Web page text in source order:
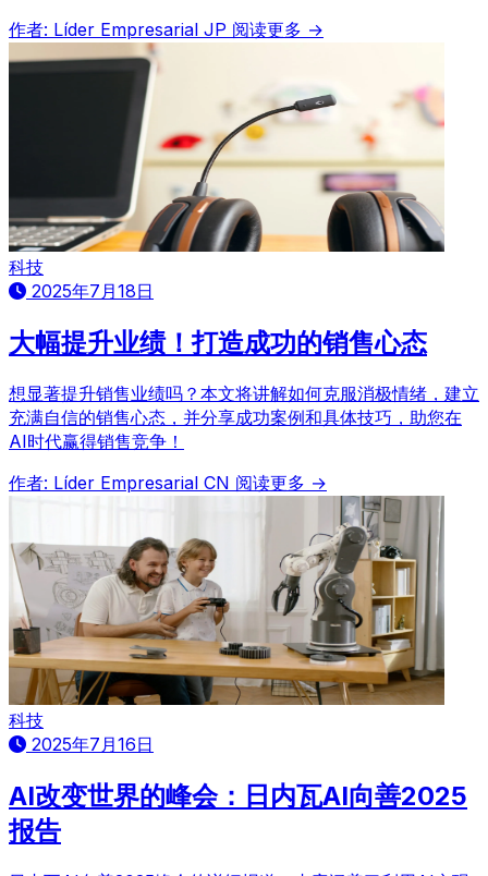
作者: Líder Empresarial JP 阅读更多 →
科技
2025年7月18日
大幅提升业绩！打造成功的销售心态
想显著提升销售业绩吗？本文将讲解如何克服消极情绪，建立
充满自信的销售心态，并分享成功案例和具体技巧，助您在
AI时代赢得销售竞争！
作者: Líder Empresarial CN 阅读更多 →
科技
2025年7月16日
AI改变世界的峰会：日内瓦AI向善2025
报告